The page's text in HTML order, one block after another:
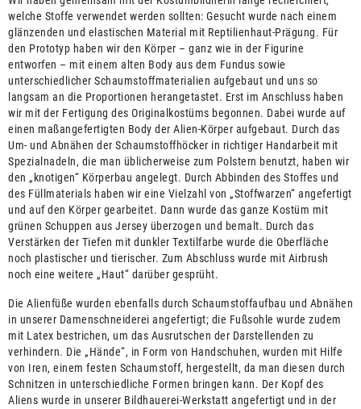
welche Stoffe verwendet werden sollten: Gesucht wurde nach einem
glänzenden und elastischen Material mit Reptilienhaut-Prägung. Für
den Prototyp haben wir den Körper – ganz wie in der Figurine
entworfen – mit einem alten Body aus dem Fundus sowie
unterschiedlicher Schaumstoffmaterialien aufgebaut und uns so
langsam an die Proportionen herangetastet. Erst im Anschluss haben
wir mit der Fertigung des Originalkostüms begonnen. Dabei wurde auf
einen maßangefertigten Body der Alien-Körper aufgebaut. Durch das
Um- und Abnähen der Schaumstoffhöcker in richtiger Handarbeit mit
Spezialnadeln, die man üblicherweise zum Polstern benutzt, haben wir
den „knotigen“ Körperbau angelegt. Durch Abbinden des Stoffes und
des Füllmaterials haben wir eine Vielzahl von „Stoffwarzen“ angefertigt
und auf den Körper gearbeitet. Dann wurde das ganze Kostüm mit
grünen Schuppen aus Jersey überzogen und bemalt. Durch das
Verstärken der Tiefen mit dunkler Textilfarbe wurde die Oberfläche
noch plastischer und tierischer. Zum Abschluss wurde mit Airbrush
noch eine weitere „Haut“ darüber gesprüht.
Die Alienfüße wurden ebenfalls durch Schaumstoffaufbau und Abnähen
in unserer Damenschneiderei angefertigt; die Fußsohle wurde zudem
mit Latex bestrichen, um das Ausrutschen der Darstellenden zu
verhindern. Die „Hände“, in Form von Handschuhen, wurden mit Hilfe
von Iren, einem festen Schaumstoff, hergestellt, da man diesen durch
Schnitzen in unterschiedliche Formen bringen kann. Der Kopf des
Aliens wurde in unserer Bildhauerei-Werkstatt angefertigt und in der